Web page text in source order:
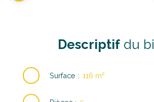
Descriptifdu
Surface : 116 m²